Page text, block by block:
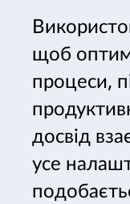
щоб
процеси,
досвід
усе